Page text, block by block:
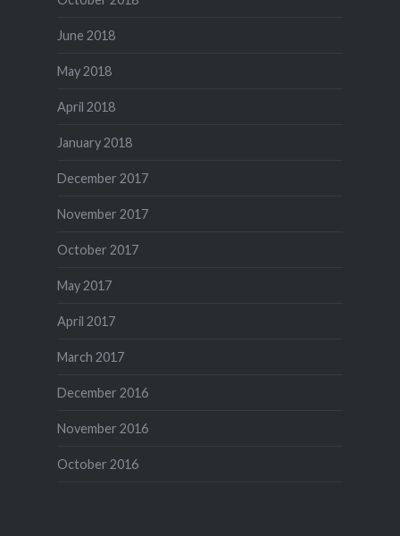
June 2018
May 2018
April 2018
January 2018
December 2017
November 2017
October 2017
May 2017
April 2017
March 2017
December 2016
November 2016
October 2016